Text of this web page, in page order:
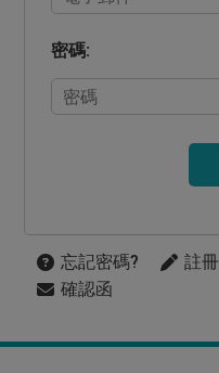
產品快訊
密碼:
忘記密碼? 註冊
確認函